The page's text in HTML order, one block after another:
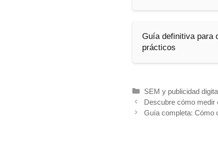
Guía definitiva para
prácticos
Categorías
SEM y publicidad
Descubre cómo
Guía completa: Cómo